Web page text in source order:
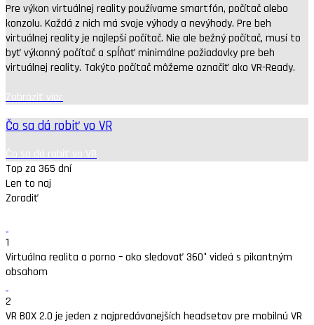
Pre výkon virtuálnej reality používame smartfón, počítač alebo
konzolu. Každá z nich má svoje výhody a nevýhody. Pre beh
virtuálnej reality je najlepší počítač. Nie ale bežný počítač, musí to
byť výkonný počítač a spĺňať minimálne požiadavky pre beh
virtuálnej reality. Takýto počítač môžeme označiť ako VR-Ready.
Zobraziť viac
Čo sa dá robiť vo VR
Čo sa dá robiť vo VR
Top za 365 dní
Len to naj
Zoradiť
1
Virtuálna realita a porno – ako sledovať 360° videá s pikantným
obsahom
2
VR BOX 2.0 je jeden z najpredávanejších headsetov pre mobilnú VR